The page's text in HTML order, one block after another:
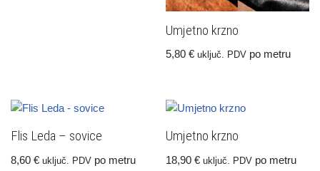
Umjetno krzno
5,80€ uključ. PDV po metru
Flis Leda – sovice
8,60 € uključ. PDV po metru
Umjetno krzno
18,90€ uključ. PDV po metru